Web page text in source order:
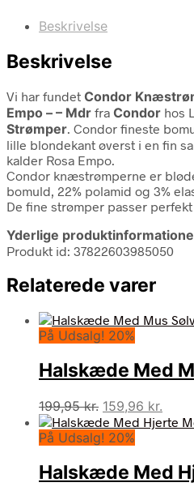
Beskrivelse
Beskrivelse
Vi har fundet Condor
Empo – – Mdr fra Condor hos
Strømper. Condor fineste
lille blondekant øverst i en fin
kalder Rosa Empo.
Condor knæstrømperne er
bomuld, 22% polamid og 3%
De fine strømper passer
Yderlige
Produkt id: 37822603985050
Relaterede varer
På Udsalg! 20%
Halskæde Med
199,95kr. Den
oprindelige
pris
199,95 kr..
159,96 kr.
På Udsalg! 20%
Halskæde Med